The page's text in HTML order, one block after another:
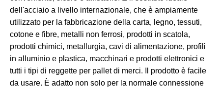
dell'acciaio a livello internazionale, che è ampiamente
utilizzato per la fabbricazione della carta, legno, tessuti,
cotone e fibre, metalli non ferrosi, prodotti in scatola,
prodotti chimici, metallurgia, cavi di alimentazione, profili
in alluminio e plastica, macchinari e prodotti elettronici e
tutti i tipi di reggette per pallet di merci. Il prodotto è facile
da usare. È adatto non solo per la normale connessione